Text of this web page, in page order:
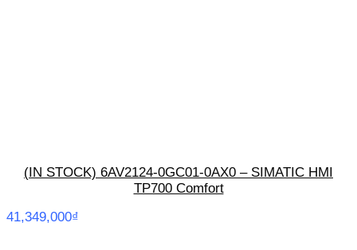
(IN STOCK) 6AV2124-0GC01-0AX0 – SIMATIC HMI
TP700 Comfort
41,349,000₫